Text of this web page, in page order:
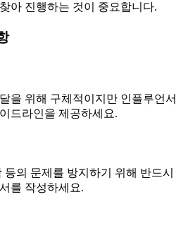
아 진행하는 것이 중요합니다.
을 위해 구체적이지만 인플루언서
드라인을 제공하세요.
의 문제를 방지하기 위해 반드시
를 작성하세요.